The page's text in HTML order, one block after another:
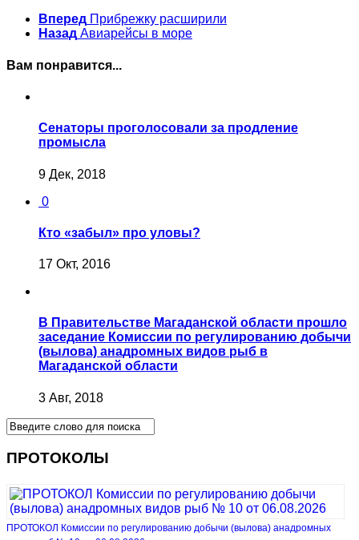
Вперед Прибрежку расширили
Назад Авиарейсы в море
Вам понравится...
Сенаторы проголосовали за продление
промысла
9 Дек, 2018
0
Кто «забыл» про уловы?
17 Окт, 2016
В Правительстве Магаданской области прошло
заседание Комиссии по регулированию добычи
(вылова) анадромных видов рыб в
Магаданской области
3 Авг, 2018
ПРОТОКОЛЫ
ПРОТОКОЛ Комиссии по регулированию добычи (вылова) анадромных